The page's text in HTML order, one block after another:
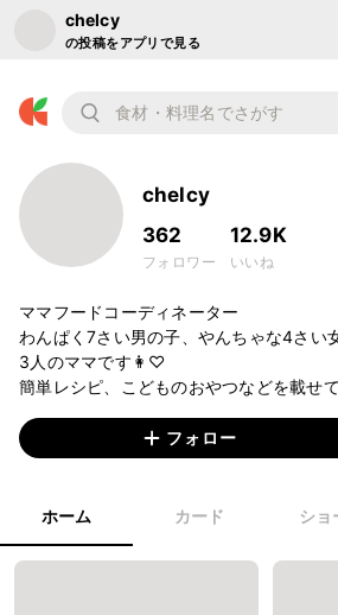
chelcy
の投稿をアプリで見る
chelcy
362
フォロワー
12.9K
いいね
ママフードコーディネーター
わんぱく7さい男の子、やんちゃな4さい
3人のママです👩♡
フォロー
ホーム カード ショ